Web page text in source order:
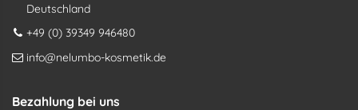
Deutschland
+49 (0) 39349 946480
info@nelumbo-kosmetik.de
Bezahlung bei uns